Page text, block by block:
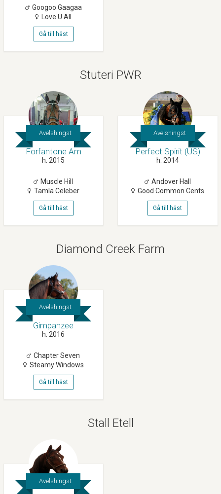
Googoo Gaagaa
Love U All
Gå till häst
Stuteri PWR
Avelshingst
Forfantone Am
h. 2015
Muscle Hill
Tamla Celeber
Gå till häst
Avelshingst
Perfect Spirit (US)
h. 2014
Andover Hall
Good Common Cents
Gå till häst
Diamond Creek Farm
Avelshingst
Gimpanzee
h. 2016
Chapter Seven
Steamy Windows
Gå till häst
Stall Etell
Avelshingst